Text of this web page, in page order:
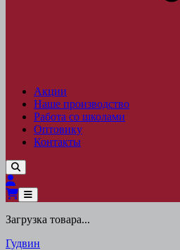
Акции
Наше производство
Работа со школами
Оптовику
Контакты
Загрузка товара...
Гудвин